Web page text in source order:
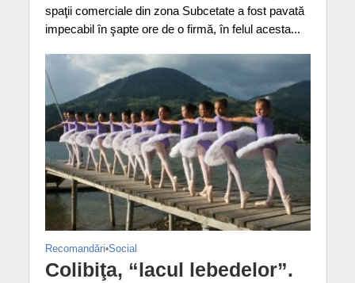
spaţii comerciale din zona Subcetate a fost pavată
impecabil în şapte ore de o firmă, în felul acesta...
Recomandări•Social
Colibiţa, “lacul lebedelor”.